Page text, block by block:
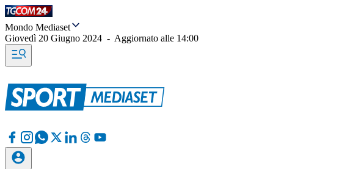
Mondo Mediaset
Giovedì 20 Giugno 2024 - Aggiornato alle 14:00